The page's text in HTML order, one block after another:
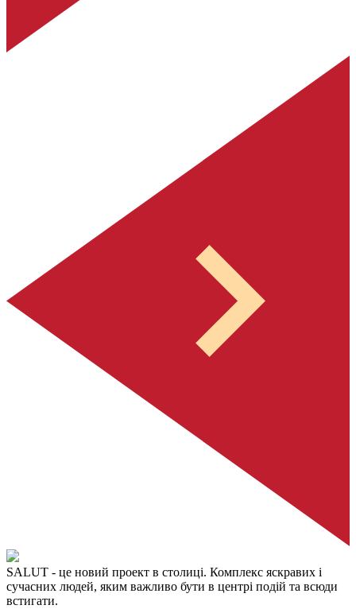
SALUT - це новий проект в столиці. Комплекс яскравих і
сучасних людей, яким важливо бути в центрі подій та всюди
встигати.